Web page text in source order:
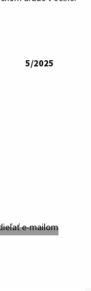
5/2025